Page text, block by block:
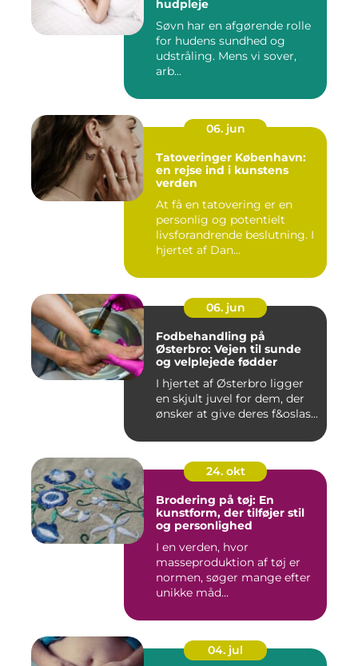
hudpleje
Søvn har en afgørende rolle
for hudens sundhed og
udstråling. Mens vi sover,
arb...
06. jun
Tatoveringer København:
en rejse ind i kunstens
verden
At få en tatovering er en
personlig og potentielt
livsforandrende beslutning. I
hjertet af Dan...
06. jun
Fodbehandling på
Østerbro: Vejen til sunde
og velplejede fødder
I hjertet af Østerbro ligger
en skjult juvel for dem, der
ønsker at give deres f&oslas...
24. okt
Brodering på tøj: En
kunstform, der tilføjer stil
og personlighed
I en verden, hvor
masseproduktion af tøj er
normen, søger mange efter
unikke måd...
04. jul